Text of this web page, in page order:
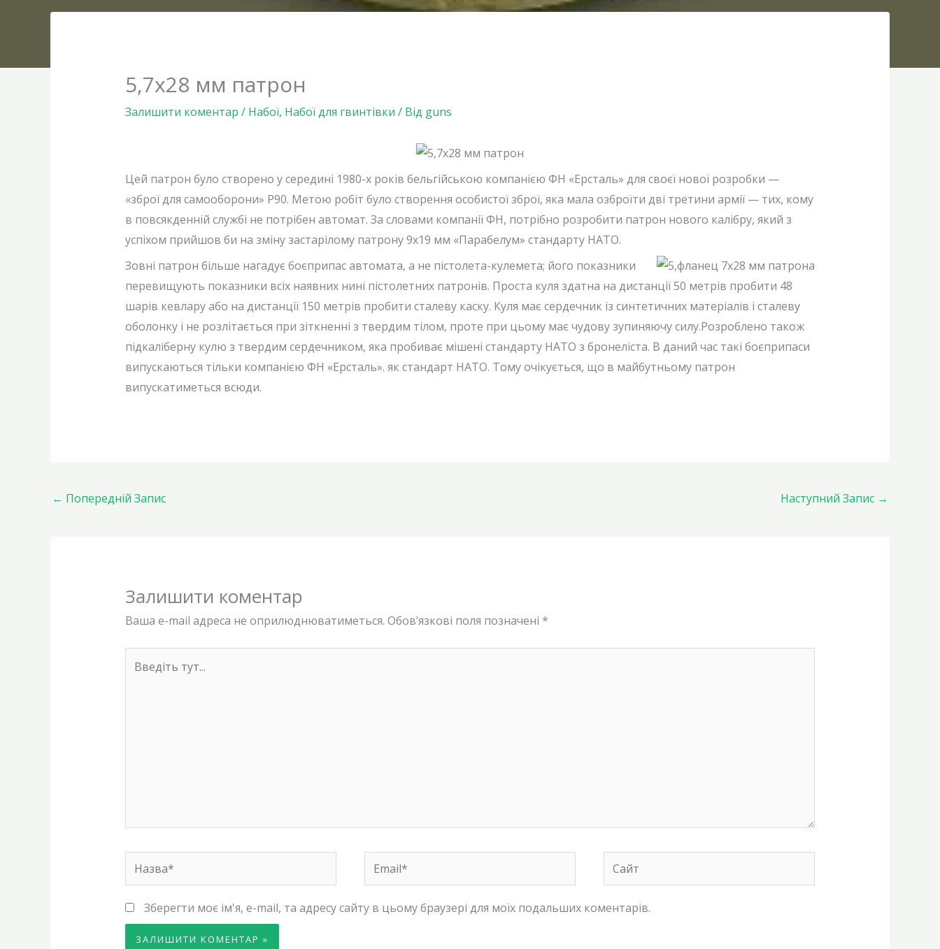
5,7х28 мм патрон
Залишити коментар / Набої, Набої для гвинтівки / Від guns
Цей патрон було створено у середині 1980-х років бельгійською компанією ФН «Ерсталь» для своєї нової розробки —
«зброї для самооборони» Р90. Метою робіт було створення особистої зброї, яка мала озброїти дві третини армії — тих, кому
в повсякденній службі не потрібен автомат. За словами компанії ФН, потрібно розробити патрон нового калібру, який з
успіхом прийшов би на зміну застарілому патрону 9х19 мм «Парабелум» стандарту НАТО.
Зовні патрон більше нагадує боєприпас автомата, а не пістолета-кулемета; його показники
перевищують показники всіх наявних нині пістолетних патронів. Проста куля здатна на дистанції 50 метрів пробити 48
шарів кевлару або на дистанції 150 метрів пробити сталеву каску. Куля має сердечник із синтетичних матеріалів і сталеву
оболонку і не розлітається при зіткненні з твердим тілом, проте при цьому має чудову зупиняючу силу.Розроблено також
підкаліберну кулю з твердим сердечником, яка пробиває мішені стандарту НАТО з бронеліста. В даний час такі боєприпаси
випускаються тільки компанією ФН «Ерсталь». як стандарт НАТО. Тому очікується, що в майбутньому патрон
випускатиметься всюди.
← Попередній Запис Наступний Запис →
Залишити коментар
Ваша e-mail адреса не оприлюднюватиметься. Обов’язкові поля позначені *
Назва* Email* Сайт
Зберегти моє ім'я, e-mail, та адресу сайту в цьому браузері для моїх подальших коментарів.